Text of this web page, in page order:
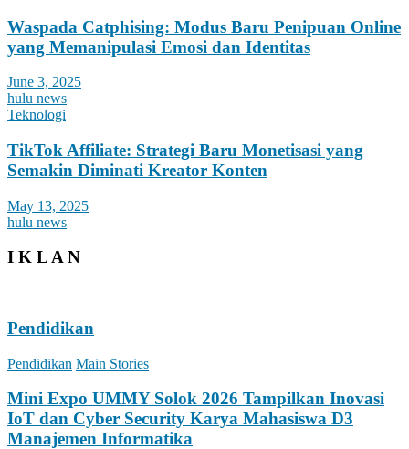
Waspada Catphising: Modus Baru Penipuan Online
yang Memanipulasi Emosi dan Identitas
June 3, 2025
hulu news
Teknologi
TikTok Affiliate: Strategi Baru Monetisasi yang
Semakin Diminati Kreator Konten
May 13, 2025
hulu news
I K L A N
Pendidikan
Pendidikan Main Stories
Mini Expo UMMY Solok 2026 Tampilkan Inovasi
IoT dan Cyber Security Karya Mahasiswa D3
Manajemen Informatika